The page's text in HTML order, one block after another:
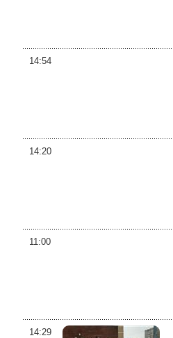
14:54
14:20
11:00
14:29